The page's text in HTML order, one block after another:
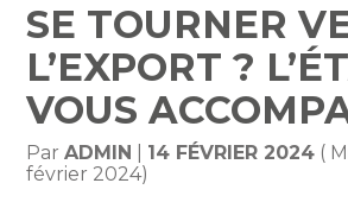
SE TOURNER
L’EXPORT ?
VOUS
ParADMIN 14 FÉVRIER 2024 (
février 2024)